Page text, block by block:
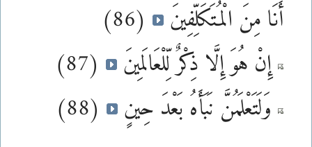
أَنَا مِنَ الْمُتَكَلِّفِينَ
(86)
إِنْ هُوَ إِلَّا ذِكْرٌ لِّلْعَالَمِينَ
(87)
وَلَتَعْلَمُنَّ نَبَأَهُ بَعْدَ حِينٍ
(88)